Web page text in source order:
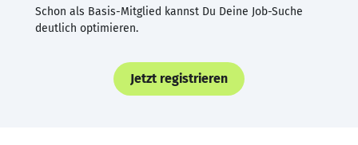
Schon als Basis-Mitglied kannst Du Deine Job-Suche
deutlich optimieren.
Jetzt registrieren